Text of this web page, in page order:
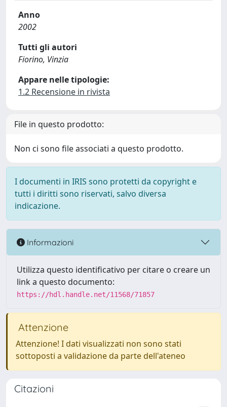
Anno
2002
Tutti gli autori
Fiorino, Vinzia
Appare nelle tipologie:
1.2 Recensione in rivista
File in questo prodotto:
Non ci sono file associati a questo prodotto.
I documenti in IRIS sono protetti da copyright e
tutti i diritti sono riservati, salvo diversa
indicazione.
Informazioni
Utilizza questo identificativo per citare o creare un
link a questo documento:
https://hdl.handle.net/11568/71857
Attenzione
Attenzione! I dati visualizzati non sono stati
sottoposti a validazione da parte dell'ateneo
Citazioni